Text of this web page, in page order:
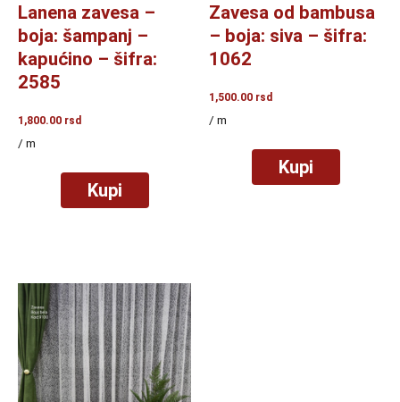
Lanena zavesa –
boja: šampanj –
kapućino – šifra:
2585
1,800.00 rsd
/ m
Kupi
Zavesa od bambusa
– boja: siva – šifra:
1062
1,500.00 rsd
/ m
Kupi